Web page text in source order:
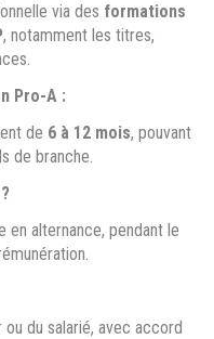
via des formations
, notamment les titres,
Pro-A :
de 6 à 12 mois, pouvant
de branche.
en alternance, pendant le
ou du salarié, avec accord